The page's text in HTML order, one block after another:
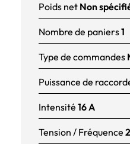
Poids net Non
Nombre de paniers1
Type de commandes
Puissance de
Intensité 16 A
Tension / Fréquence